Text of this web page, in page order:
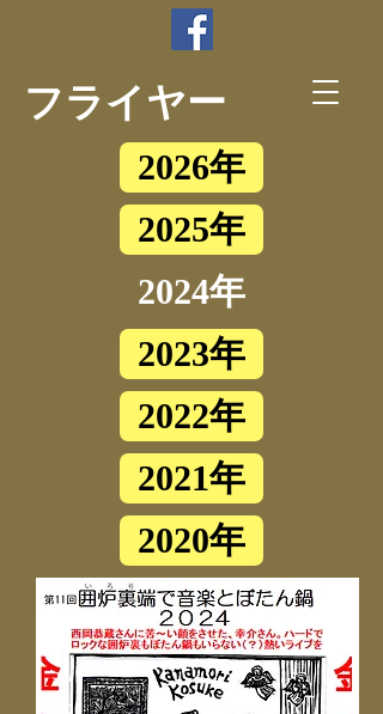
フライヤー
2026年
2025年
2024年
2023年
2022年
2021年
2020年